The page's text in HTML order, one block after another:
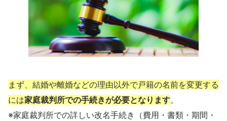
まず、結婚や離婚などの理由以外で戸籍の名前を変更する
には家庭裁判所での手続きが必要となります。
※家庭裁判所での詳しい改名手続き（費用・書類・期間・